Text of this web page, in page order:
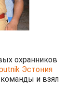
охранников
Эстония
и взял